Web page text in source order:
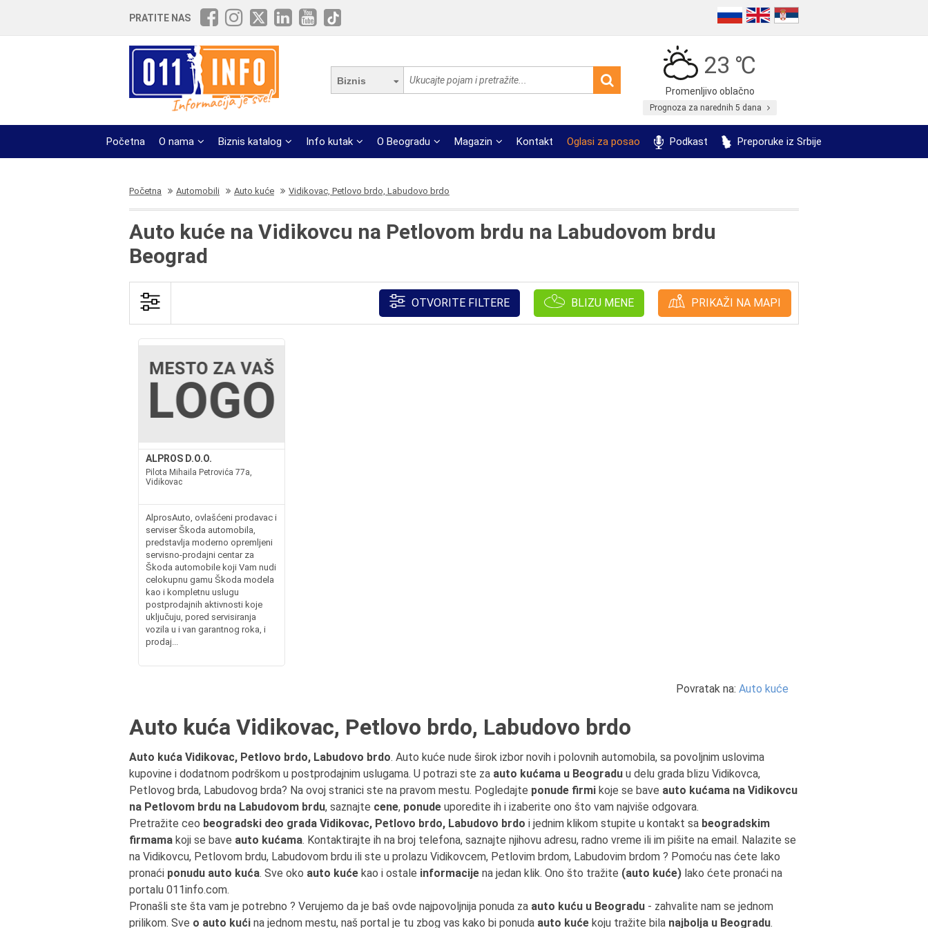
PRATITE NAS
Biznis
23 ℃
Promenljivo oblačno
Prognoza za narednih 5 dana
Početna O nama Biznis katalog Info kutak O Beogradu Magazin Kontakt Oglasi za posao Podkast Preporuke iz Srbije
Početna Automobili Auto kuće Vidikovac, Petlovo brdo, Labudovo brdo
Auto kuće na Vidikovcu na Petlovom brdu na Labudovom brdu
Beograd
OTVORITE FILTERE BLIZU MENE PRIKAŽI NA MAPI
ALPROS D.O.O.
Pilota Mihaila Petrovića 77a,
Vidikovac
AlprosAuto, ovlašćeni prodavac i
serviser Škoda automobila,
predstavlja moderno opremljeni
servisno-prodajni centar za
Škoda automobile koji Vam nudi
celokupnu gamu Škoda modela
kao i kompletnu uslugu
postprodajnih aktivnosti koje
uključuju, pored servisiranja
vozila u i van garantnog roka, i
prodaj...
Povratak na: Auto kuće
Auto kuća Vidikovac, Petlovo brdo, Labudovo brdo
Auto kuća Vidikovac, Petlovo brdo, Labudovo brdo. Auto kuće nude širok izbor novih i polovnih automobila, sa povoljnim uslovima
kupovine i dodatnom podrškom u postprodajnim uslugama. U potrazi ste za auto kućama u Beogradu u delu grada blizu Vidikovca,
Petlovog brda, Labudovog brda? Na ovoj stranici ste na pravom mestu. Pogledajte ponude firmi koje se bave auto kućama na Vidikovcu
na Petlovom brdu na Labudovom brdu, saznajte cene, ponude uporedite ih i izaberite ono što vam najviše odgovara.
Pretražite ceo beogradski deo grada Vidikovac, Petlovo brdo, Labudovo brdo i jednim klikom stupite u kontakt sa beogradskim
firmama koji se bave auto kućama. Kontaktirajte ih na broj telefona, saznajte njihovu adresu, radno vreme ili im pišite na email. Nalazite se
na Vidikovcu, Petlovom brdu, Labudovom brdu ili ste u prolazu Vidikovcem, Petlovim brdom, Labudovim brdom ? Pomoću nas ćete lako
pronaći ponudu auto kuća. Sve oko auto kuće kao i ostale informacije na jedan klik. Ono što tražite (auto kuće) lako ćete pronaći na
portalu 011info.com.
Pronašli ste šta vam je potrebno ? Verujemo da je baš ovde najpovoljnija ponuda za auto kuću u Beogradu - zahvalite nam se jednom
prilikom. Sve o auto kući na jednom mestu, naš portal je tu zbog vas kako bi ponuda auto kuće koju tražite bila najbolja u Beogradu.